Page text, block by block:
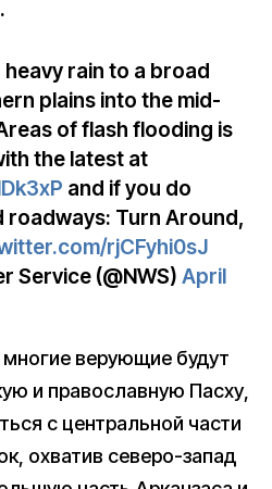
rain to a broad
plains into the mid-
of flash flooding is
the latest at
and if you do
Turn Around,
rjCFyhi0sJ
Service (@NWS) April
многие верующие будут
и православную Пасху,
с центральной части
охватив северо-запад